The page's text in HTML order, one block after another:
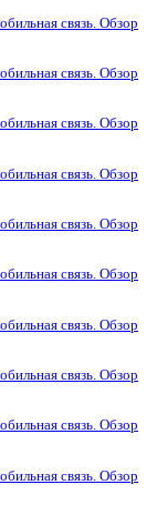
связь. Обзор
связь. Обзор
связь. Обзор
связь. Обзор
связь. Обзор
связь. Обзор
связь. Обзор
связь. Обзор
связь. Обзор
связь. Обзор